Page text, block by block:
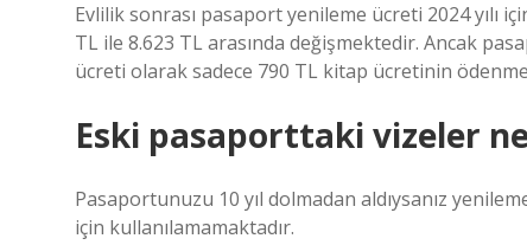
Evlilik sonrası pasaport yenileme ücreti 2024 yılı
TL ile 8.623 TL arasında değişmektedir. Ancak
ücreti olarak sadece 790 TL kitap ücretinin
Eski pasaporttaki vizeler
Pasaportunuzu 10 yıl dolmadan aldıysanız
için kullanılamamaktadır.